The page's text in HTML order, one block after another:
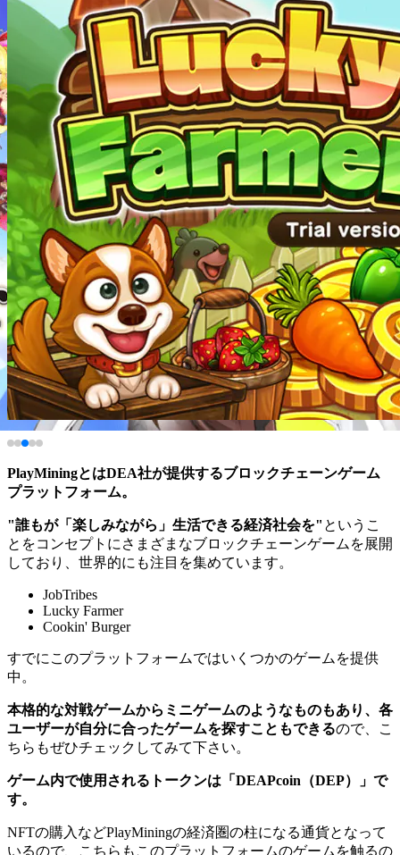
PlayMiningとはDEA社が提供するブロックチェーンゲーム
プラットフォーム。
"誰もが「楽しみながら」生活できる経済社会を" というこ
とをコンセプトにさまざまなブロックチェーンゲームを展開
しており、世界的にも注目を集めています。
JobTribes
Lucky Farmer
Cookin' Burger
すでにこのプラットフォームではいくつかのゲームを提供
中。
本格的な対戦ゲームからミニゲームのようなものもあり、各
ユーザーが自分に合ったゲームを探すこともできるので、こ
ちらもぜひチェックしてみて下さい。
ゲーム内で使用されるトークンは「DEAPcoin（DEP）」で
す。
NFTの購入などPlayMiningの経済圏の柱になる通貨となって
いるので、こちらもこのプラットフォームのゲームを触るの